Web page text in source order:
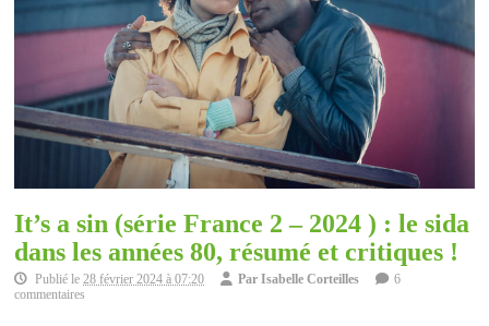
It’s a sin (série France 2 – 2024 ) : le sida
dans les années 80, résumé et critiques !
Publié le28 février 2024 à 07:20 ParIsabelle Corteilles
6
commentaires